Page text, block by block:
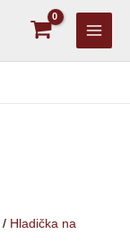
/ Hladička na